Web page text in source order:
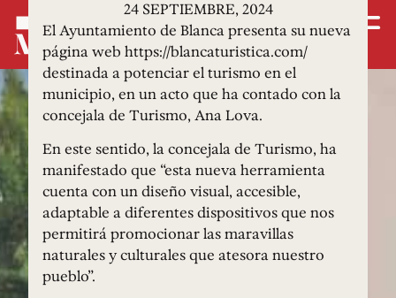
24 SEPTIEMBRE, 2024
El Ayuntamiento de Blanca presenta su nueva
página web https://blancaturistica.com/
destinada a potenciar el turismo en el
municipio, en un acto que ha contado con la
concejala de Turismo, Ana Lova.
En este sentido, la concejala de Turismo, ha
manifestado que “esta nueva herramienta
cuenta con un diseño visual, accesible,
adaptable a diferentes dispositivos que nos
permitirá promocionar las maravillas
naturales y culturales que atesora nuestro
pueblo”.